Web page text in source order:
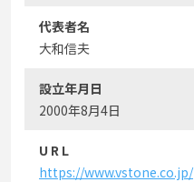
代表者名
大和信夫
設立年月日
2000年8月4日
U R L
https://www.vstone.co.jp/